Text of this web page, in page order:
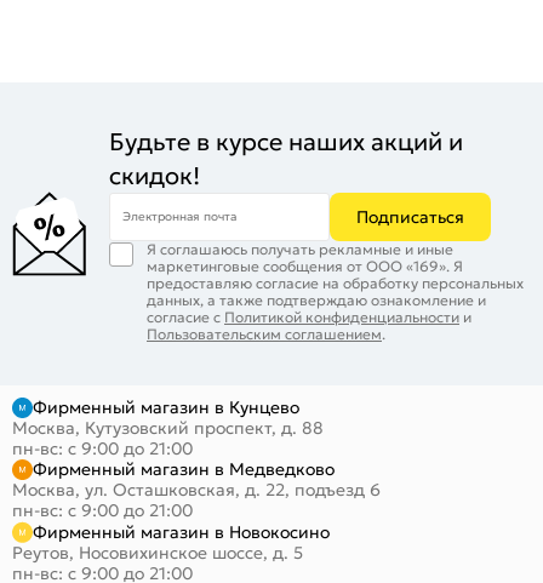
Будьте в курсе наших акций и
скидок!
Электронная почта Подписаться
Я соглашаюсь получать рекламные и иные
маркетинговые сообщения от ООО «169». Я
предоставляю согласие на обработку персональных
данных, а также подтверждаю ознакомление и
согласие с Политикой конфиденциальности и
Пользовательским соглашением.
Фирменный магазин в Кунцево
Москва, Кутузовский проспект, д. 88
пн-вс: с 9:00 до 21:00
Фирменный магазин в Медведково
Москва, ул. Осташковская, д. 22, подъезд 6
пн-вс: с 9:00 до 21:00
Фирменный магазин в Новокосино
Реутов, Носовихинское шоссе, д. 5
пн-вс: с 9:00 до 21:00